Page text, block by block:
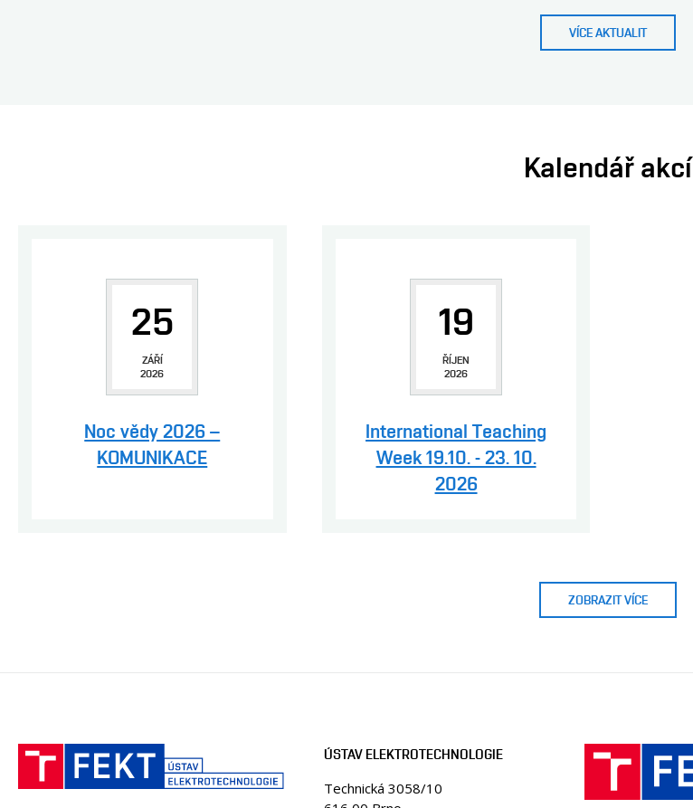
VÍCE AKTUALIT
Kalendář akcí
25
ZÁŘÍ
2026
Noc vědy 2026 –
KOMUNIKACE
19
ŘÍJEN
2026
International Teaching
Week 19.10. - 23. 10.
2026
ZOBRAZIT VÍCE
ÚSTAV ELEKTROTECHNOLOGIE
Technická 3058/10